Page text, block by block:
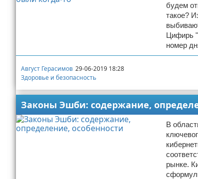
будем
такое?
Цифирь
номер
Август Герасимов 29-06-2019 18:28
Здоровье и безопасность
Законы Эшби: содержание,
В
рынке.